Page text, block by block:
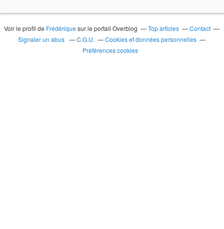
Voir le profil de Frédérique sur le portail Overblog Top articles
Contact
Signaler un abus
C.G.U.
Cookies et données personnelles
Préférences cookies